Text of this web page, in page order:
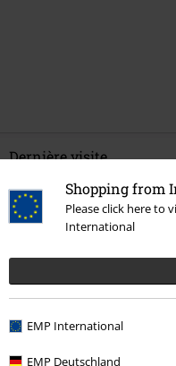
Shopping from
Please click here to
International
EMP International
EMP Deutschland
Dernière visite
%
€ 29,99